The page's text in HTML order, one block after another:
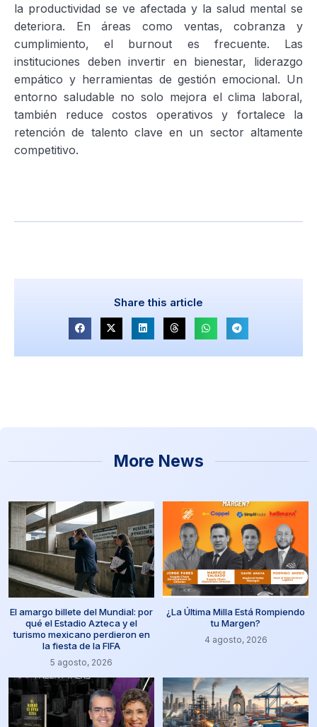
la productividad se ve afectada y la salud mental se
deteriora. En áreas como ventas, cobranza y
cumplimiento, el burnout es frecuente. Las
instituciones deben invertir en bienestar, liderazgo
empático y herramientas de gestión emocional. Un
entorno saludable no solo mejora el clima laboral,
también reduce costos operativos y fortalece la
retención de talento clave en un sector altamente
competitivo.
Share this article
More News
El amargo billete del Mundial: por
qué el Estadio Azteca y el
turismo mexicano perdieron en
la fiesta de la FIFA
5 agosto, 2026
¿La Última Milla Está Rompiendo
tu Margen?
4 agosto, 2026